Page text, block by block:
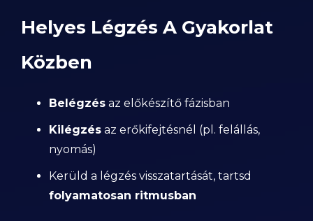
Helyes Légzés A Gyakorlat
Közben
Belégzés az előkészítő fázisban
Kilégzés az erőkifejtésnél (pl. felállás,
nyomás)
Kerüld a légzés visszatartását, tartsd
folyamatosan ritmusban